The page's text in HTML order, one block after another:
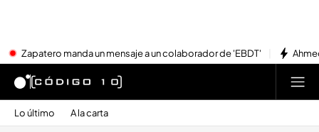
Zapatero manda un mensaje a un colaborador de 'EBDT'
Lo último A la carta